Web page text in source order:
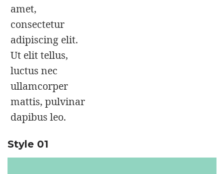
amet,
consectetur
adipiscing elit.
Ut elit tellus,
luctus nec
ullamcorper
mattis, pulvinar
dapibus leo.
Style 01